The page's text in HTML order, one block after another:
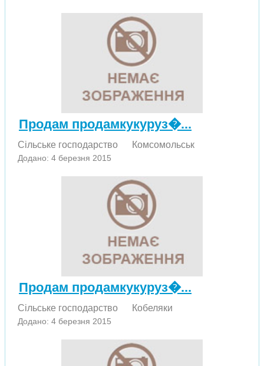
Продам продамкукуруз�...
Сільське господарство Комсомольськ
Додано: 4 березня 2015
Продам продамкукуруз�...
Сільське господарство Кобеляки
Додано: 4 березня 2015